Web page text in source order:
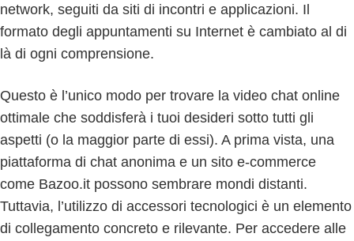
network, seguiti da siti di incontri e applicazioni. Il
formato degli appuntamenti su Internet è cambiato al di
là di ogni comprensione.
Questo è l’unico modo per trovare la video chat online
ottimale che soddisferà i tuoi desideri sotto tutti gli
aspetti (o la maggior parte di essi). A prima vista, una
piattaforma di chat anonima e un sito e-commerce
come Bazoo.it possono sembrare mondi distanti.
Tuttavia, l’utilizzo di accessori tecnologici è un elemento
di collegamento concreto e rilevante. Per accedere alle